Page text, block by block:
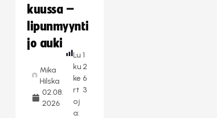
kuussa –
lipunmyynti
jo auki
Mika
Hilska
02.08.
2026
Lu
ku
ke
rt
oj
a:
1
2
6
3